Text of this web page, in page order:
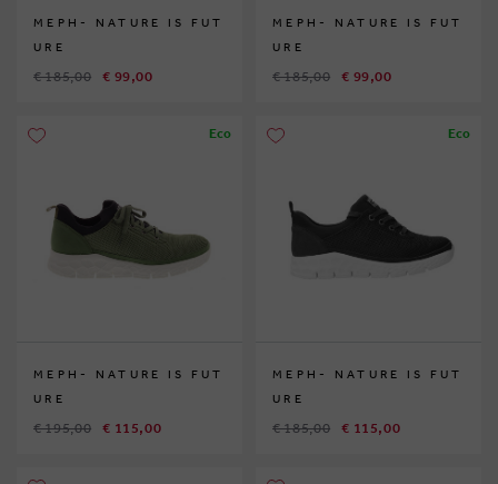
MEPH- NATURE IS FUT
URE
€ 185,00 € 99,00
MEPH- NATURE IS FUT
URE
€ 185,00 € 99,00
Eco
MEPH- NATURE IS FUT
URE
€ 195,00 € 115,00
Eco
MEPH- NATURE IS FUT
URE
€ 185,00 € 115,00